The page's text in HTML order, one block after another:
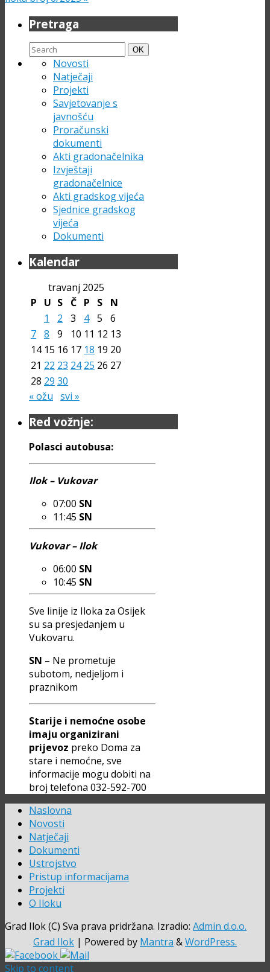
Pretraga
Search
for:
Search
OK
Novosti
Natječaji
Projekti
Savjetovanje s
javnošću
Proračunski
dokumenti
Akti gradonačelnika
Izvještaji
gradonačelnice
Akti gradskog vijeća
Sjednice gradskog
vijeća
Dokumenti
Kalendar
travanj 2025
P
U S Č P S
N
1
2 3 4 5
6
7 8 9 10 11 12 13
14 15 16 17 18 19 20
21 22 23 24 25 26 27
28 29 30
« ožu svi »
Red vožnje:
Polasci autobusa:
Ilok – Vukovar
07:00 SN
11:45 SN
Vukovar – Ilok
06:00 SN
10:45 SN
Sve linije iz Iloka za Osijek
su sa presjedanjem u
Vukovaru.
SN – Ne prometuje
subotom, nedjeljom i
praznikom
Starije i nemoćne osobe
imaju organizirani
prijevoz preko Doma za
stare i nemoćne, sve
informacije mogu dobiti na
broj telefona 032-592-700
Naslovna
Novosti
Natječaji
Dokumenti
Ustrojstvo
Pristup informacijama
Projekti
O Iloku
Grad Ilok (C) Sva prava pridržana. Izradio: Admin d.o.o.
Grad Ilok | Powered by Mantra &WordPress.
Skip to content